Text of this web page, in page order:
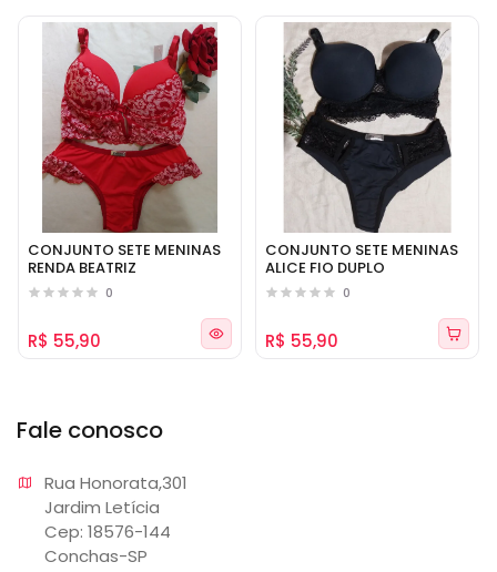
CONJUNTO SETE MENINAS
RENDA BEATRIZ
0
R$ 55,90
CONJUNTO SETE MENINAS
ALICE FIO DUPLO
0
R$ 55,90
Fale conosco
Rua Honorata,301
Jardim Letícia
Cep: 18576-144
Conchas-SP